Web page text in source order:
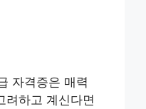
자격증은 매력
려하고 계신다면